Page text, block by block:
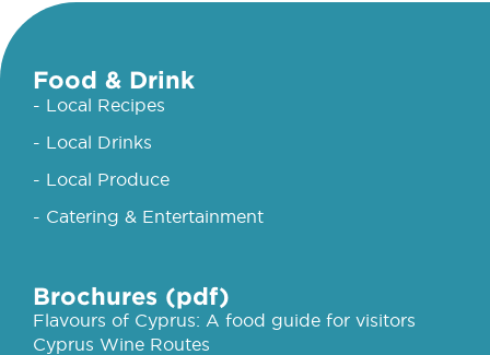
Food & Drink
- Local Recipes
- Local Drinks
- Local Produce
- Catering & Entertainment
Brochures (pdf)
Flavours of Cyprus: A food guide for visitors
Cyprus Wine Routes